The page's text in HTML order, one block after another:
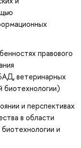
правового
ветеринарных
биотехнологии)
и перспективах
в области
и